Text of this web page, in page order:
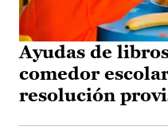
Ayudas de
comedor
resolución